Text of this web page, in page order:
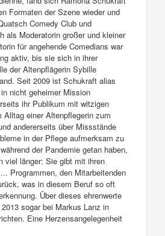
Formaten der Szene wieder und
Comedy Club und
als Moderatorin großer und kleiner
für angehende Comedians war
aktiv, bis sie sich in ihrer
der Altenpflägerin Sybille
Seit 2009 ist Schukraft alias
nicht geheimer Mission
ihr Publikum mit witzigen
Alltag einer Altenpflegerin zum
andererseits über Missstände
in der Pflege aufmerksam zu
der Pandemie getan haben,
viel länger: Sie gibt mit ihren
Programmen, den Mitarbeitenden
was in diesem Beruf so oft
Über dieses ehrenwerte
sogar bei Markus Lanz in
Eine Herzensangelegenheit